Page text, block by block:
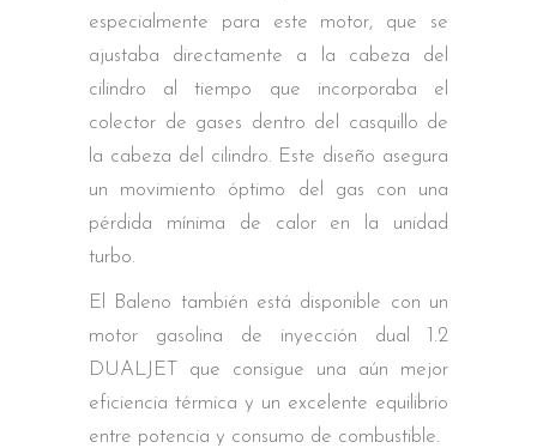
especialmente para este motor, que se
ajustaba directamente a la cabeza del
cilindro al tiempo que incorporaba el
colector de gases dentro del casquillo de
la cabeza del cilindro. Este diseño asegura
un movimiento óptimo del gas con una
pérdida mínima de calor en la unidad
turbo.
El Baleno también está disponible con un
motor gasolina de inyección dual 1.2
DUALJET que consigue una aún mejor
eficiencia térmica y un excelente equilibrio
entre potencia y consumo de combustible.